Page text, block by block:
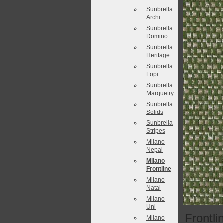
Sunbrella
Archi
Sunbrella
Domino
Sunbrella
Heritage
Sunbrella
Lopi
Sunbrella
Marquetry
Sunbrella
Solids
Sunbrella
Stripes
Milano
Nepal
Milano
Frontline
Milano
Natal
Milano
Uni
Milano